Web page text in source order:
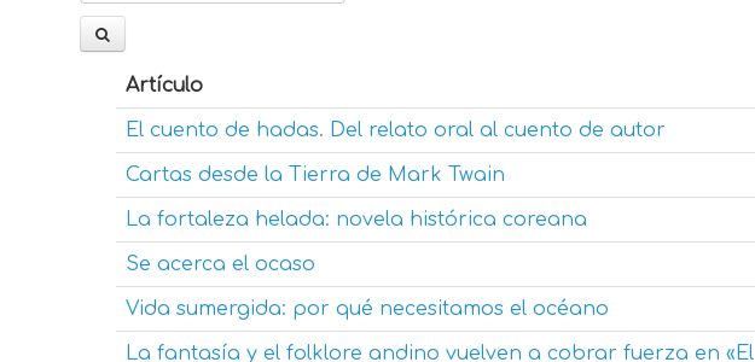
Artículo
El cuento de hadas. Del relato oral al cuento de autor
Cartas desde la Tierra de Mark Twain
La fortaleza helada: novela histórica coreana
Se acerca el ocaso
Vida sumergida: por qué necesitamos el océano
La fantasía y el folklore andino vuelven a cobrar fuerza en «El